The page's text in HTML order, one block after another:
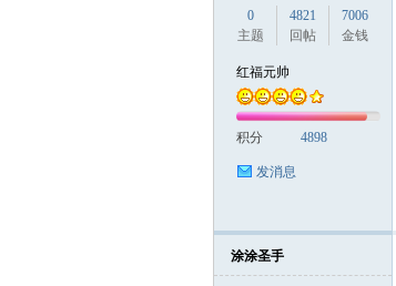
0
主题
4821
回帖
7006
金钱
红福元帅
积分 4898
发消息
涂涂圣手